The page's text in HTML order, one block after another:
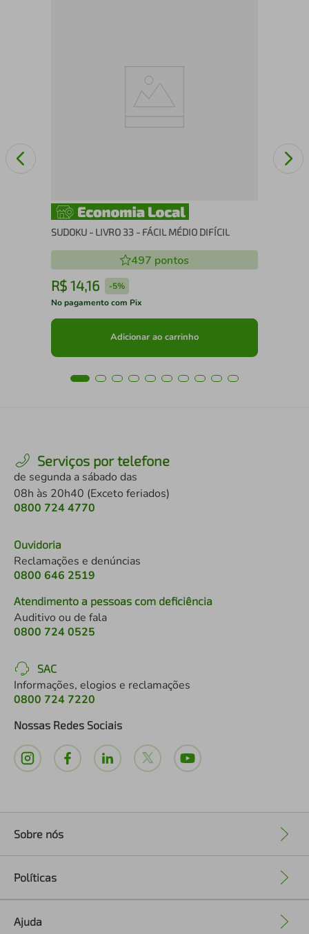
SUDOKU - LIVRO 33 - FÁCIL MÉDIO DIFÍCIL
497 pontos
R$ 14,16 -5%
No pagamento com Pix
Adicionar ao carrinho
Serviços por telefone
de segunda a sábado das
08h às 20h40 (Exceto feriados)
0800 724 4770
Ouvidoria
Reclamações e denúncias
0800 646 2519
Atendimento a pessoas com deficiência
Auditivo ou de fala
0800 724 0525
SAC
Informações, elogios e reclamações
0800 724 7220
Nossas Redes Sociais
Sobre nós
Políticas
Ajuda